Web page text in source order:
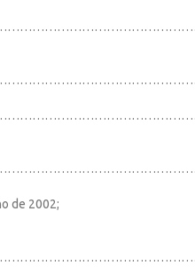
de 2002;